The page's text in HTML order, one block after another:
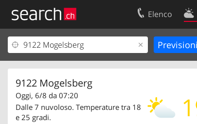
Elenco
9122 Mogelsberg
Oggi, 6/8 da 07:20
Dalle 7 nuvoloso. Temperature tra 18
e 25 gradi.
Il vostro profolio
Area clienti
Informazioni Legali
Contatti